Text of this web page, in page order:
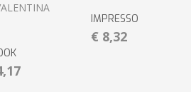
IMPRESSO
€ 8,32